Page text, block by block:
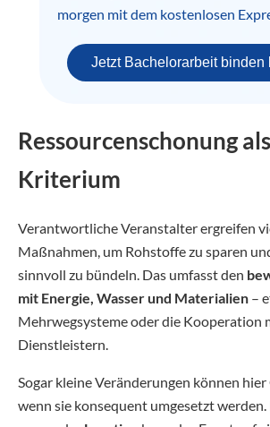
morgen mit dem kostenlosen
Jetzt Bachelorarbeit binden
Ressourcenschonung
Kriterium
Verantwortliche Veranstalter ergreifen
Maßnahmen, um Rohstoffe zu sparen
sinnvoll zu bündeln. Das umfasst den
mit Energie, Wasser und Materialien –
Mehrwegsysteme oder die Kooperation
Dienstleistern.
Sogar kleine Veränderungen können
wenn sie konsequent umgesetzt